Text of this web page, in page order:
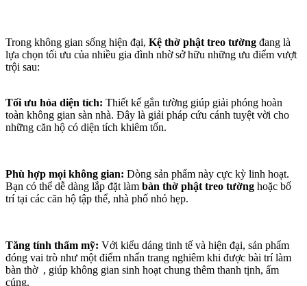
Trong không gian sống hiện đại, Kệ thờ phật treo tường đang là
lựa chọn tối ưu của nhiều gia đình nhờ sở hữu những ưu điểm vượt
trội sau:
Tối ưu hóa diện tích: Thiết kế gắn tường giúp giải phóng hoàn
toàn không gian sàn nhà. Đây là giải pháp cứu cánh tuyệt vời cho
những căn hộ có diện tích khiêm tốn.
Phù hợp mọi không gian: Dòng sản phẩm này cực kỳ linh hoạt.
Bạn có thể dễ dàng lắp đặt làm bàn thờ phật treo tường hoặc bố
trí tại các căn hộ tập thể, nhà phố nhỏ hẹp.
Tăng tính thẩm mỹ: Với kiểu dáng tinh tế và hiện đại, sản phẩm
đóng vai trò như một điểm nhấn trang nghiêm khi được bài trí làm
bàn thờ , giúp không gian sinh hoạt chung thêm thanh tịnh, ấm
cúng.